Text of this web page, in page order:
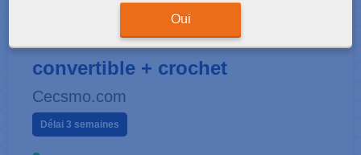
Oui
KITS 1ÈRE MOLAIRE
36/46 - Roth .018 - Simple tube
convertible + crochet
Cecsmo.com
Délai 3 semaines